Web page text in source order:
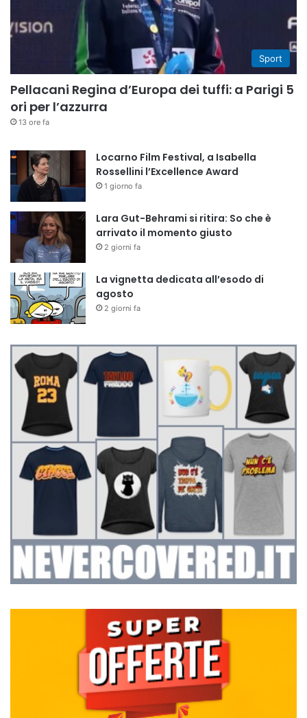
Sport
Pellacani Regina d’Europa dei tuffi: a Parigi 5
ori per l’azzurra
13 ore fa
Locarno Film Festival, a Isabella
Rossellini l’Excellence Award
1 giorno fa
Lara Gut-Behrami si ritira: So che è
arrivato il momento giusto
2 giorni fa
La vignetta dedicata all’esodo di
agosto
2 giorni fa